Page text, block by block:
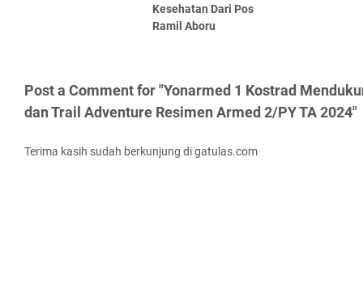
Kesehatan Dari Pos
Ramil Aboru
Post a Comment for "Yonarmed 1 Kostrad
dan Trail Adventure Resimen Armed 2/PY TA 2024"
Terima kasih sudah berkunjung di gatulas.com